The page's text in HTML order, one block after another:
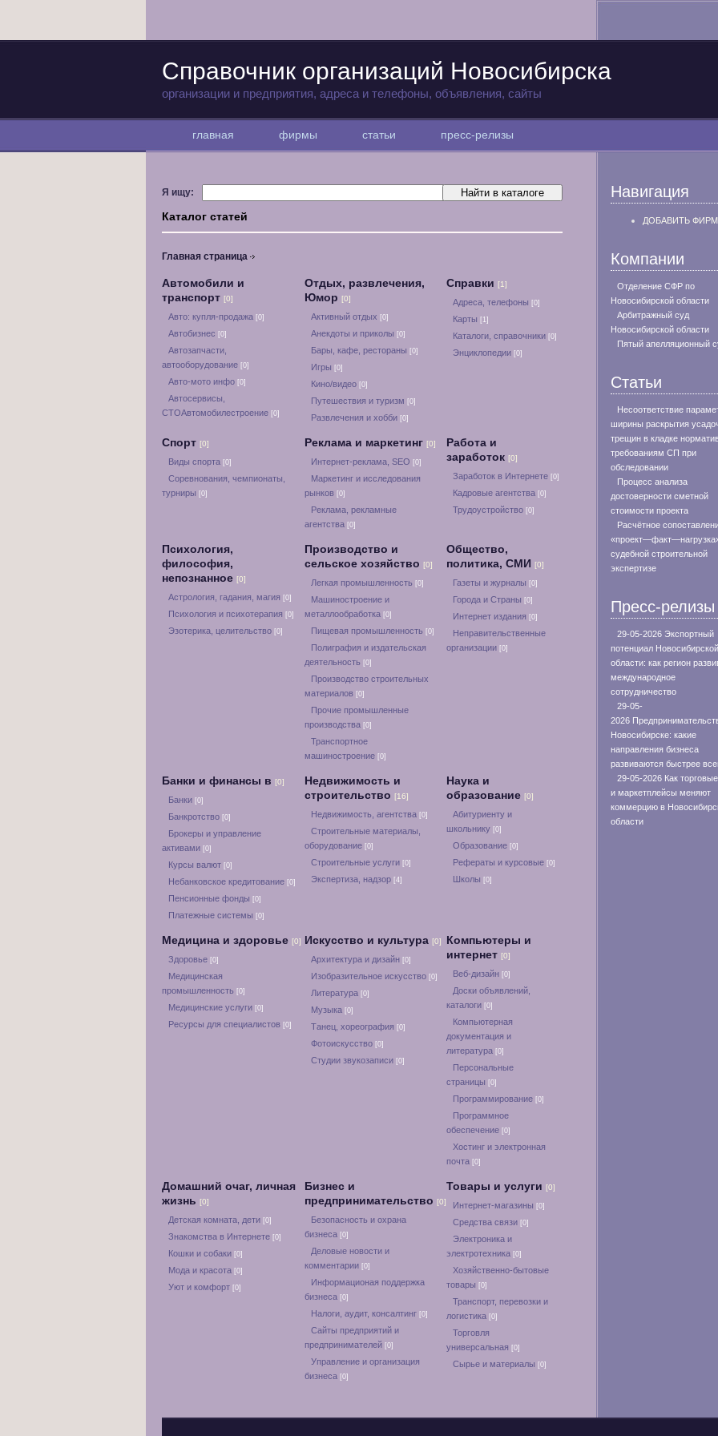
Справочник организаций Новосибирска
организации и предприятия, адреса и телефоны, объявления, сайты
главная фирмы статьи пресс-релизы
Я ищу:
Каталог статей
Главная страница
Автомобили и
транспорт [0]
Авто: купля-продажа [0]
Автобизнес [0]
Автозапчасти,
автооборудование [0]
Авто-мото инфо [0]
Автосервисы,
СТОАвтомобилестроение [0]
Отдых, развлечения,
Юмор [0]
Активный отдых [0]
Анекдоты и приколы [0]
Бары, кафе, рестораны [0]
Игры [0]
Кино/видео [0]
Путешествия и туризм [0]
Развлечения и хобби [0]
Справки [1]
Адреса, телефоны [0]
Карты [1]
Каталоги, справочники [0]
Энциклопедии [0]
Спорт [0]
Виды спорта [0]
Соревнования, чемпионаты,
турниры [0]
Реклама и маркетинг [0]
Интернет-реклама, SEO [0]
Маркетинг и исследования
рынков [0]
Реклама, рекламные
агентства [0]
Работа и
заработок [0]
Заработок в Интернете [0]
Кадровые агентства [0]
Трудоустройство [0]
Психология,
философия,
непознанное [0]
Астрология, гадания, магия [0]
Психология и психотерапия [0]
Эзотерика, целительство [0]
Производство и
сельское хозяйство [0]
Легкая промышленность [0]
Машиностроение и
металлообработка [0]
Пищевая промышленность [0]
Полиграфия и издательская
деятельность [0]
Производство строительных
материалов [0]
Прочие промышленные
производства [0]
Транспортное
машиностроение [0]
Общество,
политика, СМИ [0]
Газеты и журналы [0]
Города и Страны [0]
Интернет издания [0]
Неправительственные
организации [0]
Банки и финансы в [0]
Банки [0]
Банкротство [0]
Брокеры и управление
активами [0]
Курсы валют [0]
Небанковское кредитование [0]
Пенсионные фонды [0]
Платежные системы [0]
Недвижимость и
строительство [16]
Недвижимость, агентства [0]
Строительные материалы,
оборудование [0]
Строительные услуги [0]
Экспертиза, надзор [4]
Наука и
образование [0]
Абитуриенту и
школьнику [0]
Образование [0]
Рефераты и курсовые [0]
Школы [0]
Медицина и здоровье [0]
Здоровье [0]
Медицинская
промышленность [0]
Медицинские услуги [0]
Ресурсы для специалистов [0]
Искусство и культура [0]
Архитектура и дизайн [0]
Изобразительное искусство [0]
Литература [0]
Музыка [0]
Танец, хореография [0]
Фотоискусство [0]
Студии звукозаписи [0]
Компьютеры и
интернет [0]
Веб-дизайн [0]
Доски объявлений,
каталоги [0]
Компьютерная
документация и
литература [0]
Персональные
страницы [0]
Программирование [0]
Программное
обеспечение [0]
Хостинг и электронная
почта [0]
Домашний очаг, личная
жизнь [0]
Детская комната, дети [0]
Знакомства в Интернете [0]
Кошки и собаки [0]
Мода и красота [0]
Уют и комфорт [0]
Бизнес и
предпринимательство [0]
Безопасность и охрана
бизнеса [0]
Деловые новости и
комментарии [0]
Информационая поддержка
бизнеса [0]
Налоги, аудит, консалтинг [0]
Сайты предприятий и
предпринимателей [0]
Управление и организация
бизнеса [0]
Товары и услуги [0]
Интернет-магазины [0]
Средства связи [0]
Электроника и
электротехника [0]
Хозяйственно-бытовые
товары [0]
Транспорт, перевозки и
логистика [0]
Торговля
универсальная [0]
Сырье и материалы [0]
Навигация
ДОБАВИТЬ
Компании
Отделение СФР по
Новосибирской области
Арбитражный суд
Новосибирской области
Пятый апелляционный
Статьи
Несоответствие
ширины раскрытия
трещин в кладке
требованиям СП при
обследовании
Процесс анализа
достоверности сметной
стоимости проекта
Расчётное
судебной строительной
экспертизе
Пресс-релизы
29-05-2026 Экспортный
потенциал Новосибирской
области: как регион
международное
сотрудничество
29-05-
2026
Новосибирске: какие
направления бизнеса
развиваются быстрее
29-05-2026 Как
и маркетплейсы меняют
коммерцию в
области